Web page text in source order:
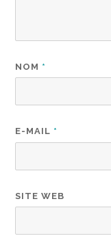
NOM *
E-MAIL *
SITE WEB